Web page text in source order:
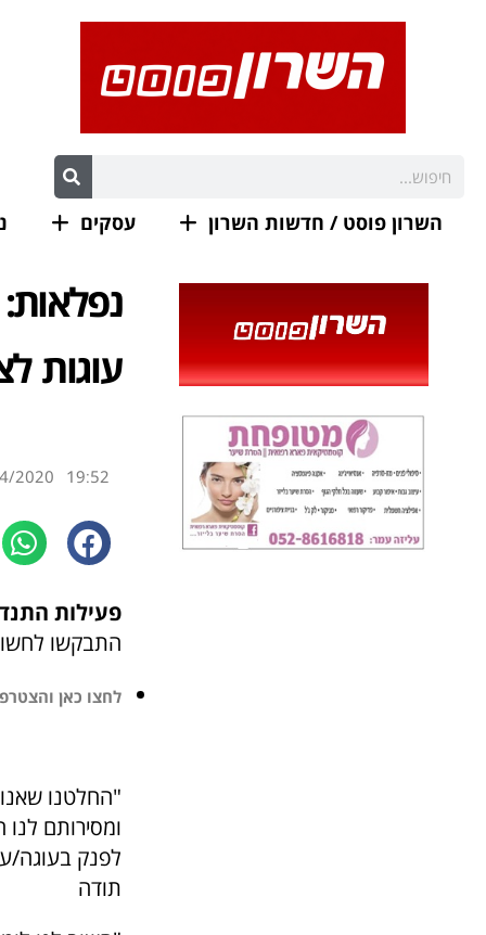
השרון פוסט / חדשות השרון עסקים
עוגות
19:52
2020
פעילות
התבקשו
לחצו כאן והצטרפו ל-25 אלף
"החלטנו
לפנק בעוגה/
תודה